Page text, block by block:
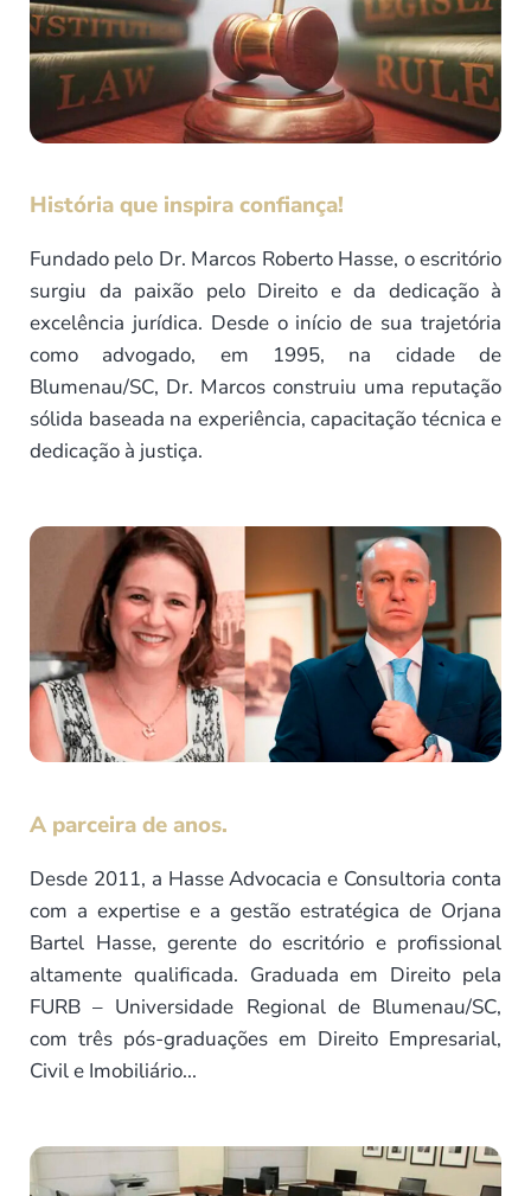
História que inspira confiança!
Fundado pelo Dr. Marcos Roberto Hasse, o escritório
surgiu da paixão pelo Direito e da dedicação à
excelência jurídica. Desde o início de sua trajetória
como advogado, em 1995, na cidade de
Blumenau/SC, Dr. Marcos construiu uma reputação
sólida baseada na experiência, capacitação técnica e
dedicação à justiça.
A parceira de anos.
Desde 2011, a Hasse Advocacia e Consultoria conta
com a expertise e a gestão estratégica de Orjana
Bartel Hasse, gerente do escritório e profissional
altamente qualificada. Graduada em Direito pela
FURB – Universidade Regional de Blumenau/SC,
com três pós-graduações em Direito Empresarial,
Civil e Imobiliário...